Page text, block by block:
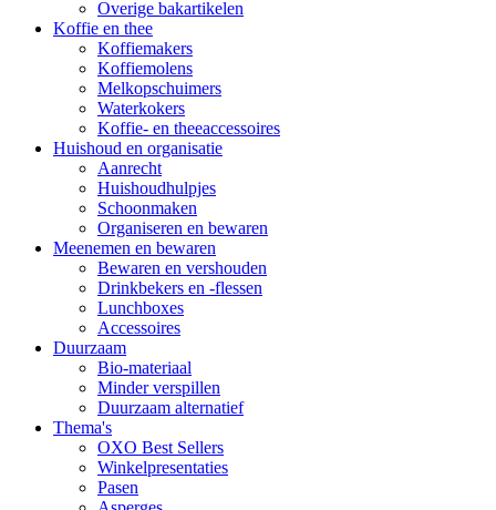
Overige bakartikelen
Koffie en thee
Koffiemakers
Koffiemolens
Melkopschuimers
Waterkokers
Koffie- en theeaccessoires
Huishoud en organisatie
Aanrecht
Huishoudhulpjes
Schoonmaken
Organiseren en bewaren
Meenemen en bewaren
Bewaren en vershouden
Drinkbekers en -flessen
Lunchboxes
Accessoires
Duurzaam
Bio-materiaal
Minder verspillen
Duurzaam alternatief
Thema's
OXO Best Sellers
Winkelpresentaties
Pasen